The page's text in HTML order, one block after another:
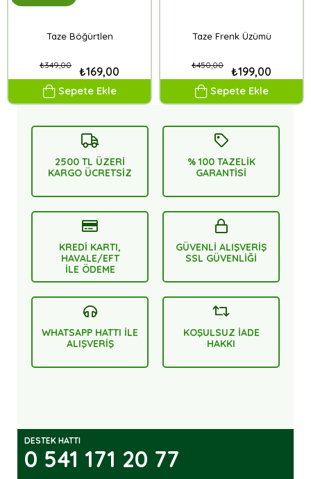
Taze Böğürtlen
₺169,00
₺349,00
Sepete Ekle
Taze Frenk Üzümü
₺199,00
₺450,00
Sepete Ekle
2500 TL ÜZERİ
KARGO ÜCRETSİZ
% 100 TAZELİK
GARANTİSİ
KREDİ KARTI,
HAVALE/EFT
İLE ÖDEME
GÜVENLİ ALIŞVERİŞ
SSL GÜVENLİĞİ
WHATSAPP HATTI İLE
ALIŞVERİŞ
KOŞULSUZ İADE
HAKKI
DESTEK HATTI
0 541 171 20 77